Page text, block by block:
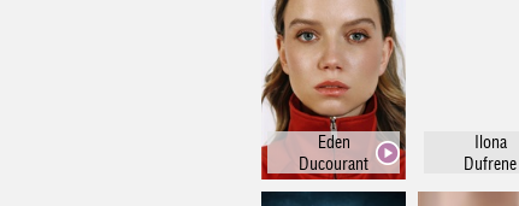
Eden
Ducourant
Ilona
Dufrene